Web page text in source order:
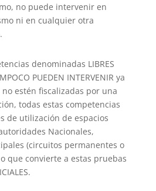
no puede intervenir en
ni en cualquier otra
denominadas LIBRES
PUEDEN INTERVENIR ya
estén fiscalizadas por una
todas estas competencias
de utilización de espacios
Nacionales,
(circuitos permanentes o
que convierte a estas pruebas